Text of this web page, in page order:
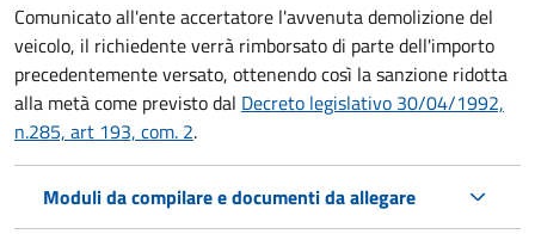
Comunicato all'ente accertatore l'avvenuta demolizione del
veicolo, il richiedente verrà rimborsato di parte dell'importo
precedentemente versato, ottenendo così la sanzione ridotta
alla metà come previsto dal Decreto legislativo 30/04/1992,
n.285, art 193, com. 2.
Moduli da compilare e documenti da allegare